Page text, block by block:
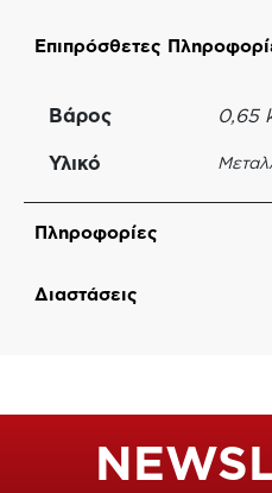
Επιπρόσθετες
Βάρος 0,65
Υλικό
Πληροφορίες
Διαστάσεις